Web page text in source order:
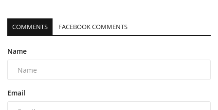
COMMENTS FACEBOOK COMMENTS
Name
Email